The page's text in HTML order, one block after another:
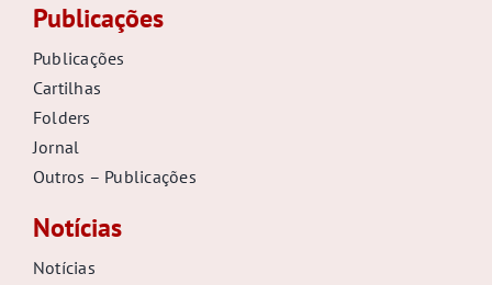
Publicações
Publicações
Cartilhas
Folders
Jornal
Outros – Publicações
Notícias
Notícias